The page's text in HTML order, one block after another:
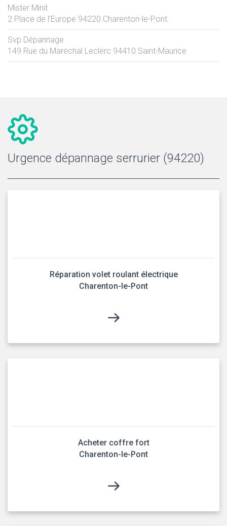
Mister Minit
2 Place de l'Europe 94220 Charenton-le-Pont
Svp Dépannage
149 Rue du Maréchal Leclerc 94410 Saint-Maurice
Urgence dépannage serrurier (94220)
Réparation volet roulant électrique
Charenton-le-Pont
Acheter coffre fort
Charenton-le-Pont